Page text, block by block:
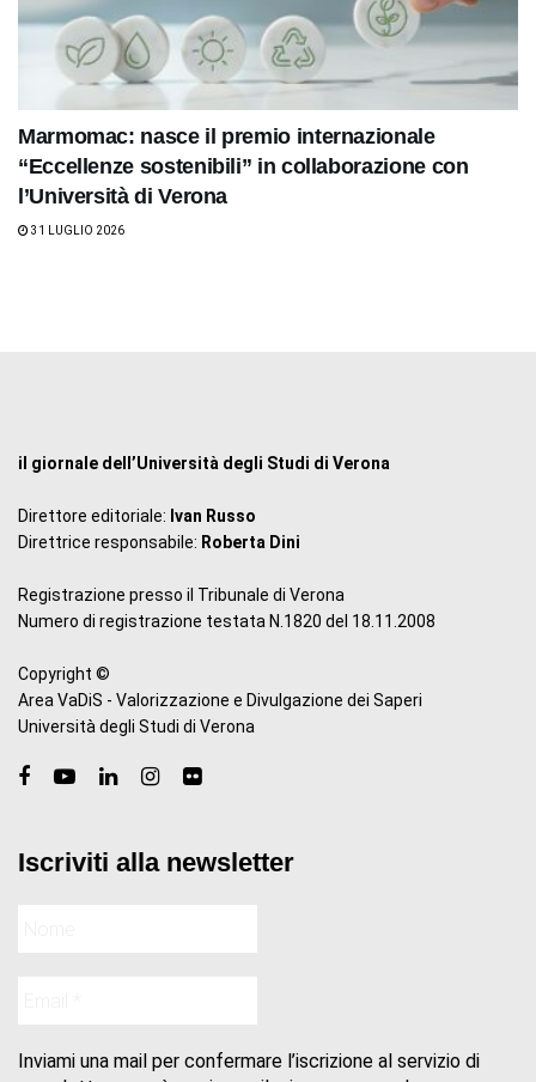
Marmomac: nasce il premio internazionale
“Eccellenze sostenibili” in collaborazione con
l’Università di Verona
31 LUGLIO 2026
il giornale dell’Università degli Studi di Verona
Direttore editoriale: Ivan Russo
Direttrice responsabile: Roberta Dini
Registrazione presso il Tribunale di Verona
Numero di registrazione testata N.1820 del 18.11.2008
Copyright ©
Area VaDiS - Valorizzazione e Divulgazione dei Saperi
Università degli Studi di Verona
Iscriviti alla newsletter
Inviami una mail per confermare l’iscrizione al servizio di